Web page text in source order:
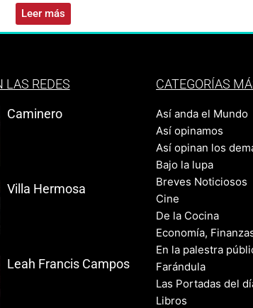
Leer más
LAS REDES
Caminero
Villa Hermosa
Leah Francis Campos
CATEGORÍAS
Así anda el Mundo
Así opinamos
Así opinan los
Bajo la lupa
Breves Noticiosos
Cine
De la Cocina
Economía,
En la palestra
Farándula
Las Portadas del
Libros